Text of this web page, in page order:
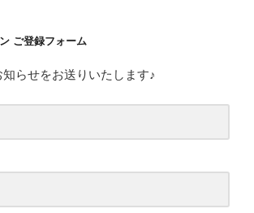
e
C
n
n
ご登録フォーム
らせをお送りいたします♪